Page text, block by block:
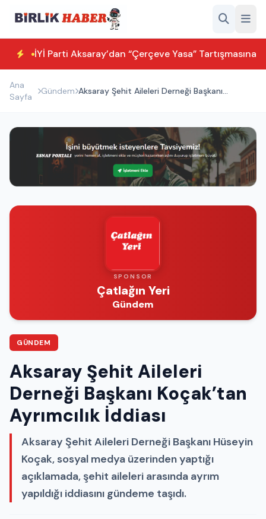
İYİ Parti Aksaray’dan “Çerçeve Yasa” Tartışmasına
Ana
Sayfa
Gündem Aksaray Şehit Aileleri Derneği Başkanı
SPONSOR
Çatlağın Yeri
Gündem
GÜNDEM
Aksaray Şehit Aileleri
Derneği Başkanı Koçak’tan
Ayrımcılık İddiası
Aksaray Şehit Aileleri Derneği Başkanı Hüseyin
Koçak, sosyal medya üzerinden yaptığı
açıklamada, şehit aileleri arasında ayrım
yapıldığı iddiasını gündeme taşıdı.